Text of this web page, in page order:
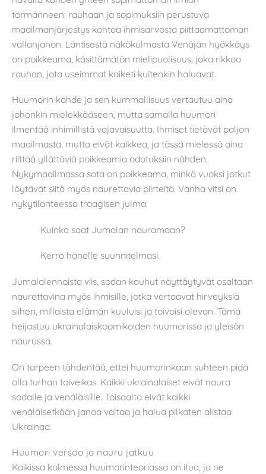
törmänneen: rauhaan ja sopimuksiin perustuva
maailmanjärjestys kohtaa ihmisarvosta piittaamattoman
vallanjanon. Läntisestä näkökulmasta Venäjän hyökkäys
on poikkeama, käsittämätön mielipuolisuus, joka rikkoo
rauhan, jota useimmat kaiketi kuitenkin haluavat.
Huumorin kohde ja sen kummallisuus vertautuu aina
johonkin mielekkääseen, mutta samalla huumori
ilmentää inhimillistä vajavaisuutta. Ihmiset tietävät paljon
maailmasta, mutta eivät kaikkea, ja tässä mielessä aina
riittää yllättäviä poikkeamia odotuksiin nähden.
Nykymaailmassa sota on poikkeama, minkä vuoksi jotkut
löytävät siitä myös naurettavia piirteitä. Vanha vitsi on
nykytilanteessa traagisen julma:
Kuinka saat Jumalan nauramaan?
Kerro hänelle suunnitelmasi.
Jumalolennoista viis, sodan kauhut näyttäytyvät osaltaan
naurettavina myös ihmisille, jotka vertaavat hirveyksiä
siihen, millaista elämän kuuluisi ja toivoisi olevan. Tämä
heijastuu ukrainalaiskoomikoiden huumorissa ja yleisön
naurussa.
On tarpeen tähdentää, ettei huumorinkaan suhteen pidä
olla turhan toiveikas. Kaikki ukrainalaiset eivät naura
sodalle ja venäläisille. Toisaalta eivät kaikki
venäläisetkään janoa valtaa ja halua pilkaten alistaa
Ukrainaa.
Huumori versoo ja nauru jatkuu
Kaikissa kolmessa huumorinteoriassa on itua, ja ne